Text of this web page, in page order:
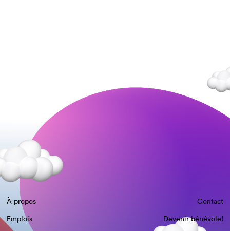
À propos
Contact
Emplois
Devenir bénévole!